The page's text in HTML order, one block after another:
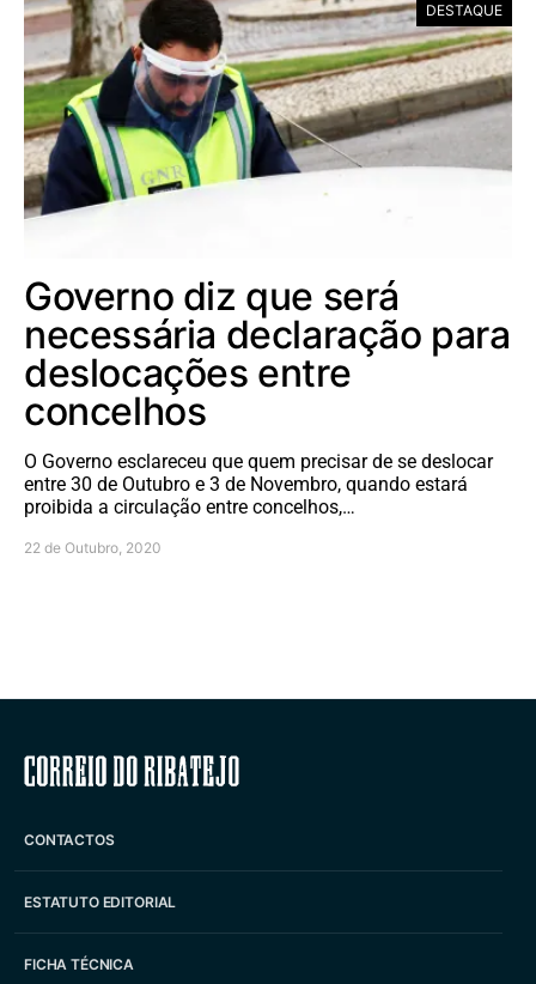
DESTAQUE
Governo diz que será
necessária declaração para
deslocações entre
concelhos
O Governo esclareceu que quem precisar de se deslocar
entre 30 de Outubro e 3 de Novembro, quando estará
proibida a circulação entre concelhos,…
22 de Outubro, 2020
Correio do Ribatejo
CONTACTOS
ESTATUTO EDITORIAL
FICHA TÉCNICA